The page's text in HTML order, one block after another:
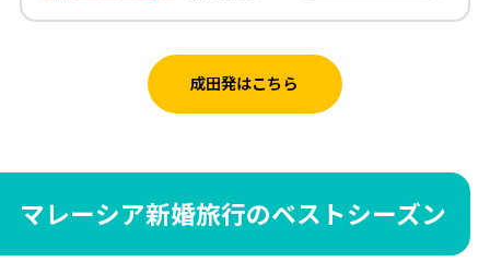
成田発はこちら
マレーシア新婚旅行のベストシーズン